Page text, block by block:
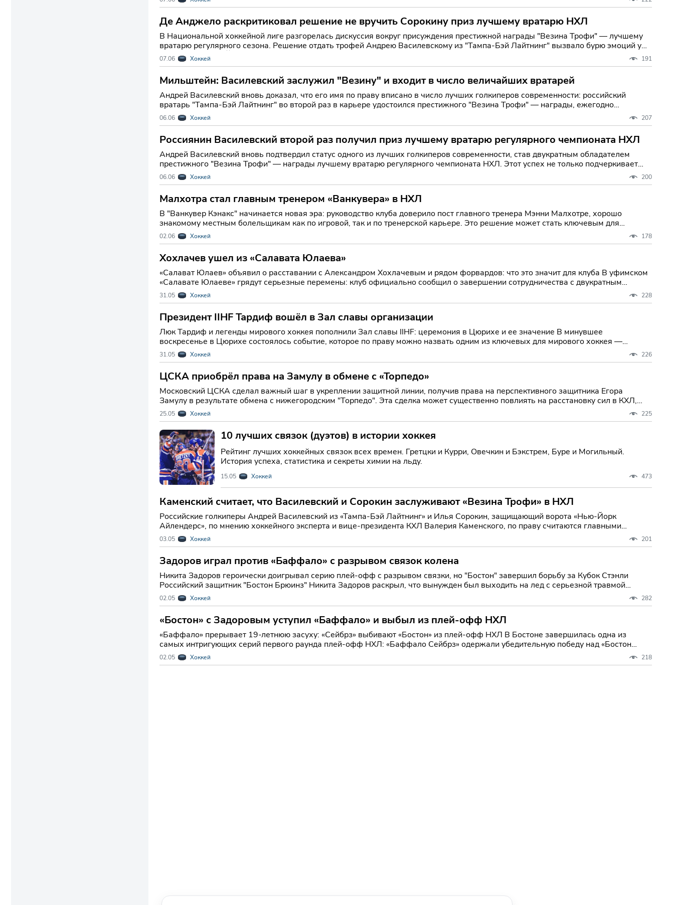
Де Анджело раскритиковал решение не вручить Сорокину приз лучшему вратарю НХЛ
В Национальной хоккейной лиге разгорелась дискуссия вокруг присуждения престижной награды "Везина Трофи" — лучшему
вратарю регулярного сезона. Решение отдать трофей Андрею Василевскому из "Тампа-Бэй Лайтнинг" вызвало бурю эмоций у
защитника "Нью-Йорк
07.06 Хоккей 191
Мильштейн: Василевский заслужил "Везину" и входит в число величайших вратарей
Андрей Василевский вновь доказал, что его имя по праву вписано в число лучших голкиперов современности: российский
вратарь "Тампа-Бэй Лайтнинг" во второй раз в карьере удостоился престижного "Везина Трофи" — награды, ежегодно
вручаемой лучшему вратар
06.06 Хоккей 207
Россиянин Василевский второй раз получил приз лучшему вратарю регулярного чемпионата НХЛ
Андрей Василевский вновь подтвердил статус одного из лучших голкиперов современности, став двукратным обладателем
престижного "Везина Трофи" — награды лучшему вратарю регулярного чемпионата НХЛ. Этот успех не только подчеркивает
стабильность россияни
06.06 Хоккей 200
Малхотра стал главным тренером «Ванкувера» в НХЛ
В "Ванкувер Кэнакс" начинается новая эра: руководство клуба доверило пост главного тренера Мэнни Малхотре, хорошо
знакомому местным болельщикам как по игровой, так и по тренерской карьере. Это решение может стать ключевым для
будущего команды, ведь М
02.06 Хоккей 178
Хохлачев ушел из «Салавата Юлаева»
«Салават Юлаев» объявил о расставании с Александром Хохлачевым и рядом форвардов: что это значит для клуба В уфимском
«Салавате Юлаеве» грядут серьезные перемены: клуб официально сообщил о завершении сотрудничества с двукратным
обладателем Кубка Г
31.05 Хоккей 228
Президент IIHF Тардиф вошёл в Зал славы организации
Люк Тардиф и легенды мирового хоккея пополнили Зал славы IIHF: церемония в Цюрихе и ее значение В минувшее
воскресенье в Цюрихе состоялось событие, которое по праву можно назвать одним из ключевых для мирового хоккея —
Международная федерация хокк
31.05 Хоккей 226
ЦСКА приобрёл права на Замулу в обмене с «Торпедо»
Московский ЦСКА сделал важный шаг в укреплении защитной линии, получив права на перспективного защитника Егора
Замулу в результате обмена с нижегородским "Торпедо". Эта сделка может существенно повлиять на расстановку сил в КХЛ,
учитывая опыт и потен
25.05 Хоккей 225
10 лучших связок (дуэтов) в истории хоккея
Рейтинг лучших хоккейных связок всех времен. Гретцки и Курри, Овечкин и Бэкстрем, Буре и Могильный.
История успеха, статистика и секреты химии на льду.
15.05 Хоккей 473
Каменский считает, что Василевский и Сорокин заслуживают «Везина Трофи» в НХЛ
Российские голкиперы Андрей Василевский из «Тампа-Бэй Лайтнинг» и Илья Сорокин, защищающий ворота «Нью-Йорк
Айлендерс», по мнению хоккейного эксперта и вице-президента КХЛ Валерия Каменского, по праву считаются главными
претендентами на престижную на
03.05 Хоккей 201
Задоров играл против «Баффало» с разрывом связок колена
Никита Задоров героически доигрывал серию плей-офф с разрывом связки, но "Бостон" завершил борьбу за Кубок Стэнли
Российский защитник "Бостон Брюинз" Никита Задоров раскрыл, что вынужден был выходить на лед с серьезной травмой
колена в решающих ма
02.05 Хоккей 282
«Бостон» с Задоровым уступил «Баффало» и выбыл из плей-офф НХЛ
«Баффало» прерывает 19-летнюю засуху: «Сейбрз» выбивают «Бостон» из плей-офф НХЛ В Бостоне завершилась одна из
самых интригующих серий первого раунда плей-офф НХЛ: «Баффало Сейбрз» одержали убедительную победу над «Бостон
Брюинз» в шестом матче —
02.05 Хоккей 218